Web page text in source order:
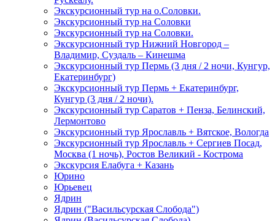
Экскурсионный тур на о.Соловки.
Экскурсионный тур на Соловки
Экскурсионный тур на Соловки.
Экскурсионный тур Нижний Новгород –
Владимир, Суздаль – Кинешма
Экскурсионный тур Пермь (3 дня / 2 ночи, Кунгур,
Екатеринбург)
Экскурсионный тур Пермь + Екатеринбург,
Кунгур (3 дня / 2 ночи).
Экскурсионный тур Саратов + Пенза, Белинский,
Лермонтово
Экскурсионный тур Ярославль + Вятское, Вологда
Экскурсионный тур Ярославль + Сергиев Посад,
Москва (1 ночь), Ростов Великий - Кострома
Экскурсия Елабуга + Казань
Юрино
Юрьевец
Ядрин
Ядрин ("Васильсурская Слобода")